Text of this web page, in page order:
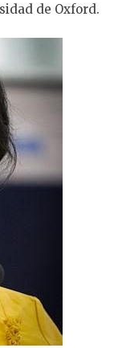
de Oxford.